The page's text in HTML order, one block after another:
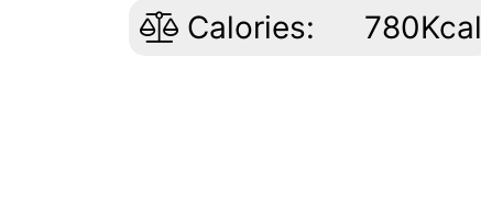
Calories: 780Kcal